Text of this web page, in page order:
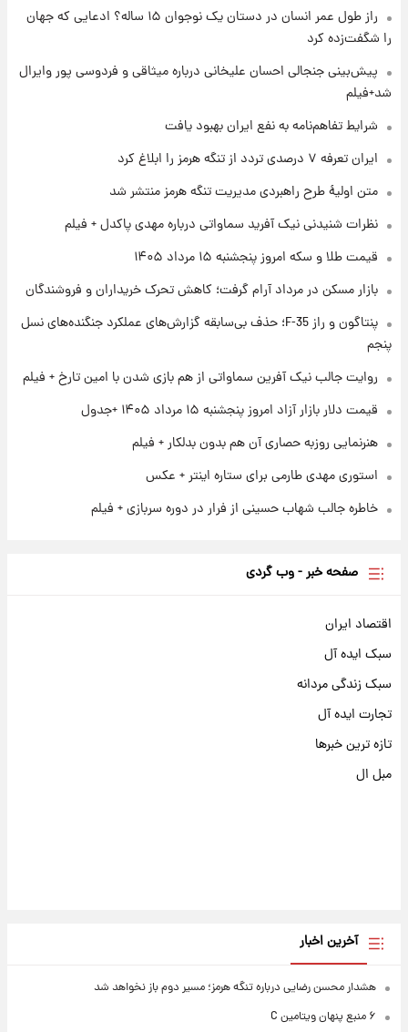
۱ روز پیش
فال روزانه واقعی پنجشنبه ۱۵ مرداد ۱۴۰۵
۱ روز پیش
سود مشارکت چند درصد است؟
راز طول عمر انسان در دستان یک نوجوان ۱۵ ساله؟ ادعایی که جهان
را شگفت‌زده کرد
پیش‌بینی جنجالی احسان علیخانی درباره میثاقی و فردوسی پور وایرال
شد+فیلم
شرایط تفاهم‌نامه به نفع ایران بهبود یافت
ایران تعرفه ۷ درصدی تردد از تنگه هرمز را ابلاغ کرد
متن اولیۀ طرح راهبردی مدیریت تنگه هرمز منتشر شد
نظرات شنیدنی نیک آفرید سماواتی درباره مهدی پاکدل + فیلم
قیمت طلا و سکه امروز پنجشنبه ۱۵ مرداد ۱۴۰۵
بازار مسکن در مرداد آرام گرفت؛ کاهش تحرک خریداران و فروشندگان
پنتاگون و راز F-35؛ حذف بی‌سابقه گزارش‌های عملکرد جنگنده‌های نسل
پنجم
روایت جالب نیک آفرین سماواتی از هم بازی شدن با امین تارخ + فیلم
قیمت دلار بازار آزاد امروز پنجشنبه ۱۵ مرداد ۱۴۰۵ +جدول
هنرنمایی روزبه حصاری آن هم بدون بدلکار + فیلم
استوری مهدی طارمی برای ستاره اینتر + عکس
خاطره جالب شهاب حسینی از فرار در دوره سربازی + فیلم
صفحه خبر - وب گردی
اقتصاد ایران
سبک ایده آل
سبک زندگی مردانه
تجارت ایده آل
تازه ترین خبرها
مبل ال
آخرین اخبار
هشدار محسن رضایی درباره تنگه هرمز؛ مسیر دوم باز نخواهد شد
۶ منبع پنهان ویتامین C